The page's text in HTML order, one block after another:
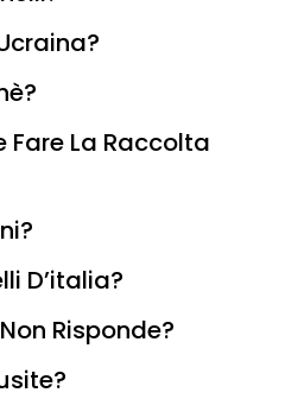
Fare La Raccolta
D’italia?
Risponde?